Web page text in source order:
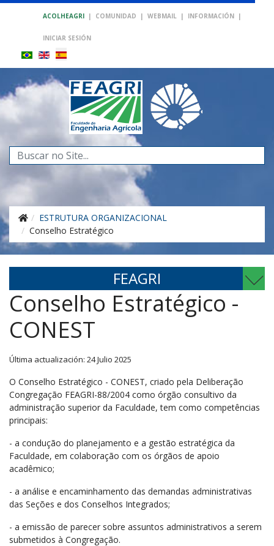
ACOLHEAGRI | COMUNIDAD | WEBMAIL | INFORMACIÓN |
INICIAR SESIÓN
Buscar...
ESTRUTURA ORGANIZACIONAL
Conselho Estratégico
FEAGRI
Conselho Estratégico -
CONEST
Última actualización: 24 Julio 2025
O Conselho Estratégico - CONEST, criado pela Deliberação
Congregação FEAGRI-88/2004 como órgão consultivo da
administração superior da Faculdade, tem como competências
principais:
- a condução do planejamento e a gestão estratégica da
Faculdade, em colaboração com os órgãos de apoio
acadêmico;
- a análise e encaminhamento das demandas administrativas
das Seções e dos Conselhos Integrados;
- a emissão de parecer sobre assuntos administrativos a serem
submetidos à Congregação.